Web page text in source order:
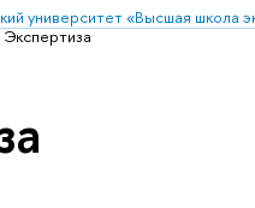
университет «Высшая школа
Экспертиза